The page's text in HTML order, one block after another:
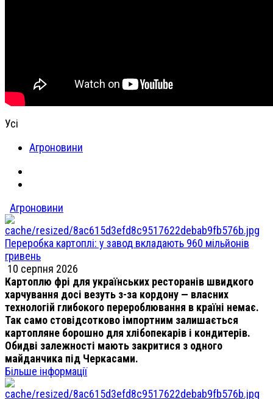
Усі
Агроновини
Агроновини
Переробка картоплі: у завод вкладають 960 мільйонів
гривень
10 серпня 2026
Картоплю фрі для українських ресторанів швидкого
харчування досі везуть з-за кордону — власних
технологій глибокого перероблювання в країні немає.
Так само стовідсотково імпортним залишається
картопляне борошно для хлібопекарів і кондитерів.
Обидві залежності мають закритися з одного
майданчика під Черкасами.
Більше інформації